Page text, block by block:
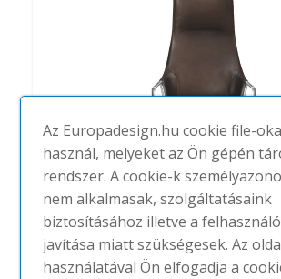
Graph
#WILKHAHN
Az Europadesign.hu cookie file-
használ, melyeket az Ön gépén
rendszer. A cookie-k
nem alkalmasak, szolgáltatásaink
biztosításához illetve a
javítása miatt szükségesek. Az
használatával Ön elfogadja a